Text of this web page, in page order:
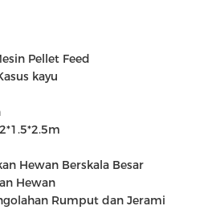
Pellet Feed
kayu
Hewan Berskala Besar
Hewan
Rumput dan Jerami